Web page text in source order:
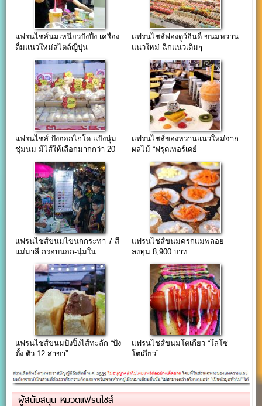
แฟรนไชส์นมเหนียวปังปิ้ง เครื่อง
ดื่มแนวใหม่สไตล์ญี่ปุ่น
แฟรนไชส์ฟองดูว์อินดี้ ขนมหวาน
แนวใหม่ ฉีกแนวเดิมๆ
แฟรนไชส์ ปังฮอกไกโด แป้งนุ่ม
ชุ่มนม มีไส้ให้เลือกมากกว่า 20
แฟรนไชส์ของหวานแนวใหม่จาก
ผลไม้ “ฟรุตเทอร์เดย์
แฟรนไชส์ขนมไข่นกกระทา 7 สี
แม่มาลี กรอบนอก-นุ่มใน
แฟรนไชส์ขนมครกแม่พลอย
ลงทุน 8,900 บาท
แฟรนไชส์ขนมปังปิ้งไส้ทะลัก “ปัง
ตั้ง ตัว 12 สาขา”
แฟรนไชส์ขนมโตเกียว “โลโซ
โตเกียว”
ผู้สนับสนุน หมวดแฟรนไชส์